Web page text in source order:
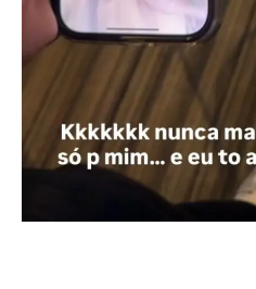
Flipboard
Reddit